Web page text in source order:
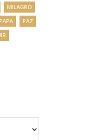
MILAGRO
PAPA
PAZ